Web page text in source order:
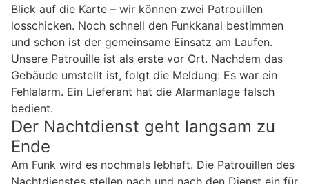
Blick auf die Karte – wir können zwei Patrouillen
losschicken. Noch schnell den Funkkanal bestimmen
und schon ist der gemeinsame Einsatz am Laufen.
Unsere Patrouille ist als erste vor Ort. Nachdem das
Gebäude umstellt ist, folgt die Meldung: Es war ein
Fehlalarm. Ein Lieferant hat die Alarmanlage falsch
bedient.
Der Nachtdienst geht langsam zu
Ende
Am Funk wird es nochmals lebhaft. Die Patrouillen des
Nachtdienstes stellen nach und nach den Dienst ein für